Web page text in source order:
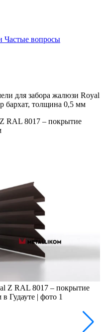
Частые вопросы
для забора жалюзи Royal
бархат, толщина 0,5 мм
RAL 8017 – покрытие